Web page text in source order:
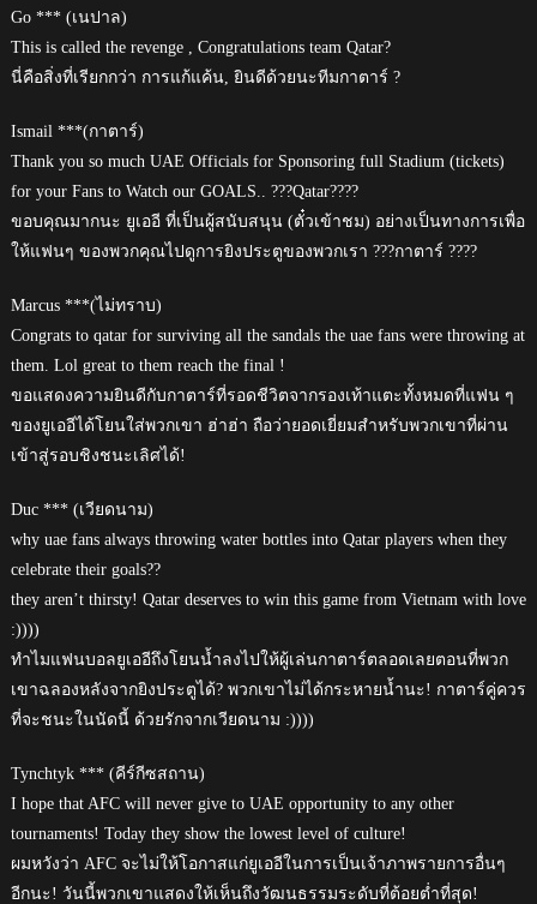
Go *** (เนปาล)
This is called the revenge , Congratulations team Qatar?
นี่คือสิ่งที่เรียกกว่า การแก้แค้น, ยินดีด้วยนะทีมกาตาร์ ?
Ismail ***(กาตาร์)
Thank you so much UAE Officials for Sponsoring full Stadium (tickets)
for your Fans to Watch our GOALS.. ???Qatar????
ขอบคุณมากนะ ยูเออี ที่เป็นผู้สนับสนุน (ตั๋วเข้าชม) อย่างเป็นทางการเพื่อ
ให้แฟนๆ ของพวกคุณไปดูการยิงประตูของพวกเรา ???กาตาร์ ????
Marcus ***(ไม่ทราบ)
Congrats to qatar for surviving all the sandals the uae fans were throwing at
them. Lol great to them reach the final !
ขอแสดงความยินดีกับกาตาร์ที่รอดชีวิตจากรองเท้าแตะทั้งหมดที่แฟน ๆ
ของยูเออีได้โยนใส่พวกเขา ฮ่าฮ่า ถือว่ายอดเยี่ยมสำหรับพวกเขาที่ผ่าน
เข้าสู่รอบชิงชนะเลิศได้!
Duc *** (เวียดนาม)
why uae fans always throwing water bottles into Qatar players when they
celebrate their goals??
they aren’t thirsty! Qatar deserves to win this game from Vietnam with love
:))))
ทำไมแฟนบอลยูเออีถึงโยนน้ำลงไปให้ผู้เล่นกาตาร์ตลอดเลยตอนที่พวก
เขาฉลองหลังจากยิงประตูได้? พวกเขาไม่ได้กระหายน้ำนะ! กาตาร์คู่ควร
ที่จะชนะในนัดนี้ ด้วยรักจากเวียดนาม :))))
Tynchtyk *** (คีร์กีซสถาน)
I hope that AFC will never give to UAE opportunity to any other
tournaments! Today they show the lowest level of culture!
ผมหวังว่า AFC จะไม่ให้โอกาสแก่ยูเออีในการเป็นเจ้าภาพรายการอื่นๆ
อีกนะ! วันนี้พวกเขาแสดงให้เห็นถึงวัฒนธรรมระดับที่ต้อยต่ำที่สุด!